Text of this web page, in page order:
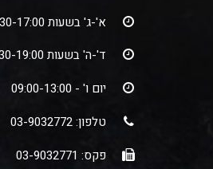
א'-ג' בשעות 09:30-17:00
ד'-ה' בשעות 09:30-19:00
יום ו' - 09:00-13:00
טלפון: 03-9032772
פקס: 03-9032771